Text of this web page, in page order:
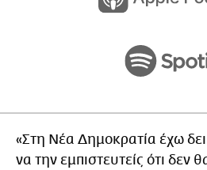
«Στη Νέα Δημοκρατία έχω
να την εμπιστευτείς ότι δεν